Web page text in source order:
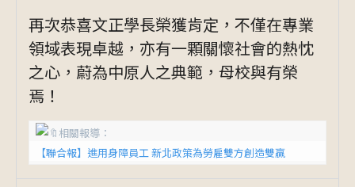
再次恭喜文正學長榮獲肯定，不僅在專業
領域表現卓越，亦有一顆關懷社會的熱忱
之心，蔚為中原人之典範，母校與有榮
焉！
相關報導：
【聯合報】進用身障員工 新北政策為勞雇雙方創造雙贏